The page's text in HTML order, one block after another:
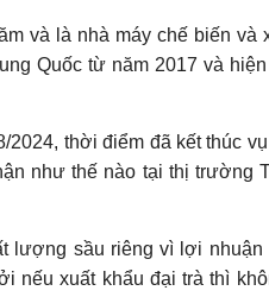
và là nhà máy chế biến và
Quốc từ năm 2017 và
thời điểm đã kết thúc
như thế nào tại thị trường
lượng sầu riêng vì lợi nhuận
nếu xuất khẩu đại trà thì